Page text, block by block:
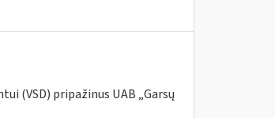
(VSD) pripažinus UAB „Garsų